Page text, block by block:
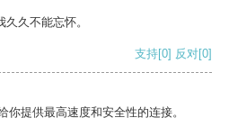
久不能忘怀。
支持[0] 反对[0]
提供最高速度和安全性的连接。